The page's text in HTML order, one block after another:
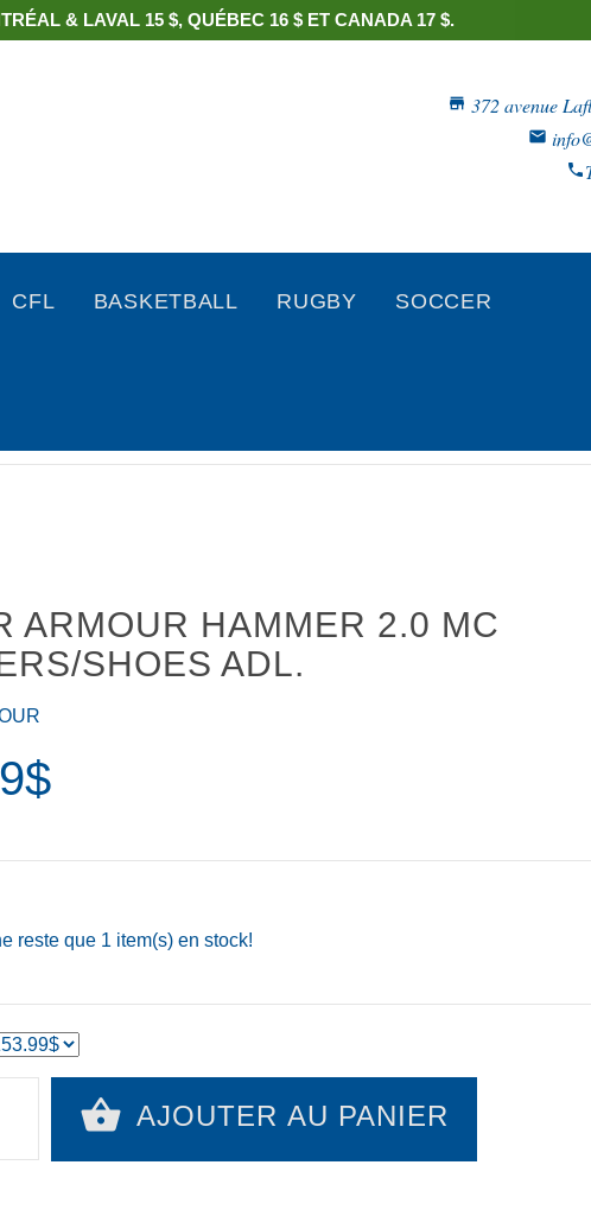
372 avenue
CFL BASKETBALL RUGBY SOCCER
ARMOUR HAMMER 2.0 MC
SHOES ADL.
reste que 1 item(s) en stock!
AJOUTER AU PANIER
& LAVAL 15 $, QUÉBEC 16 $ ET CANADA 17 $.